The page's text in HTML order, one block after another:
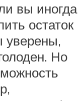
вы иногда
остаток
уверены,
Но